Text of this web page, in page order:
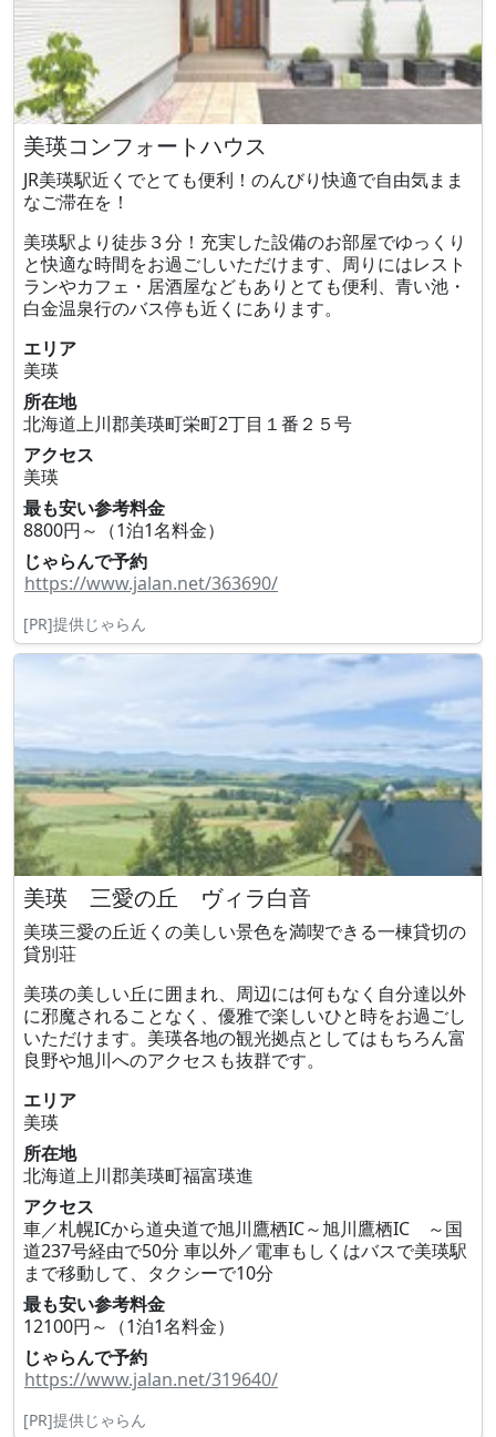
美瑛コンフォートハウス
JR美瑛駅近くでとても便利！のんびり快適で自由気まま
なご滞在を！
美瑛駅より徒歩３分！充実した設備のお部屋でゆっくり
と快適な時間をお過ごしいただけます、周りにはレスト
ランやカフェ・居酒屋などもありとても便利、青い池・
白金温泉行のバス停も近くにあります。
エリア
美瑛
所在地
北海道上川郡美瑛町栄町2丁目１番２５号
アクセス
美瑛
最も安い参考料金
8800円～（1泊1名料金）
じゃらんで予約
https://www.jalan.net/363690/
[PR]提供じゃらん
美瑛 三愛の丘 ヴィラ白音
美瑛三愛の丘近くの美しい景色を満喫できる一棟貸切の
貸別荘
美瑛の美しい丘に囲まれ、周辺には何もなく自分達以外
に邪魔されることなく、優雅で楽しいひと時をお過ごし
いただけます。美瑛各地の観光拠点としてはもちろん富
良野や旭川へのアクセスも抜群です。
エリア
美瑛
所在地
北海道上川郡美瑛町福富瑛進
アクセス
車／札幌ICから道央道で旭川鷹栖IC～旭川鷹栖IC ～国
道237号経由で50分 車以外／電車もしくはバスで美瑛駅
まで移動して、タクシーで10分
最も安い参考料金
12100円～（1泊1名料金）
じゃらんで予約
https://www.jalan.net/319640/
[PR]提供じゃらん